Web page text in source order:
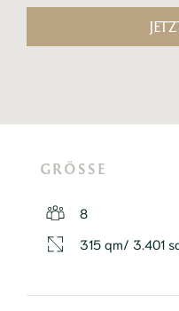
GRÖSSE
8
315 qm/ 3.401